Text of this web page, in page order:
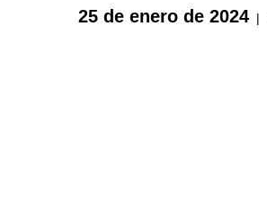
25 de enero de 2024 |